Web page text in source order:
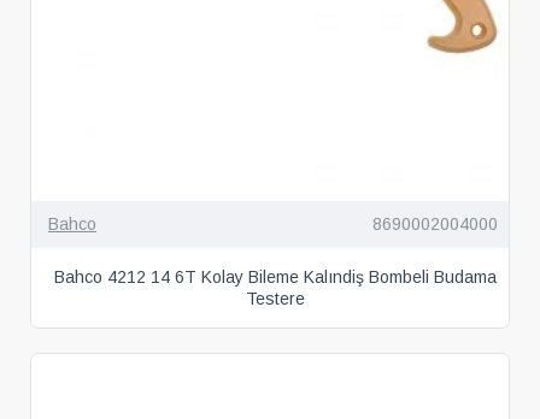
Bahco 8690002004000
Bahco 4212 14 6T Kolay Bileme Kalındiş Bombeli Budama
Testere